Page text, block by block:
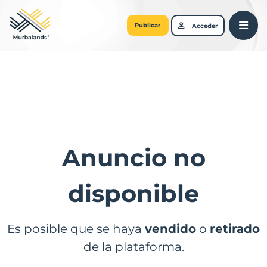
Publicar Acceder
Anuncio no
disponible
Es posible que se haya vendido o retirado
de la plataforma.